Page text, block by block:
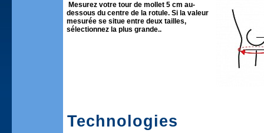
Mesurez votre tour de mollet 5 cm au-
dessous du centre de la rotule. Si la valeur
mesurée se situe entre deux tailles,
sélectionnez la plus grande..
Technologies